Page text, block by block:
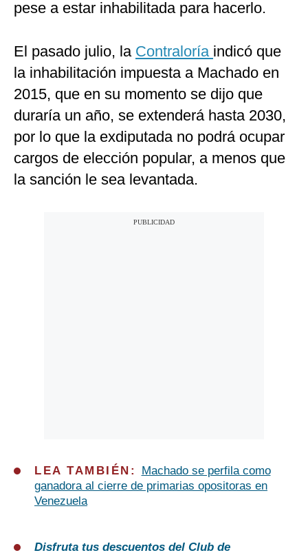
pese a estar inhabilitada para hacerlo.
El pasado julio, la Contraloría indicó que
la inhabilitación impuesta a Machado en
2015, que en su momento se dijo que
duraría un año, se extenderá hasta 2030,
por lo que la exdiputada no podrá ocupar
cargos de elección popular, a menos que
la sanción le sea levantada.
LEA TAMBIÉN:
Machado se perfila como
ganadora al cierre de primarias opositoras en
Venezuela
Disfruta tus descuentos del Club de